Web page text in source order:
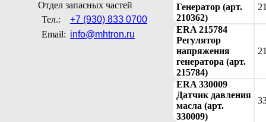
Отдел запасных частей
Тел.:
+7 (930) 833 0700
Email: info@mhtron.ru
Генератор (арт.
210362)
ERA 215784
Регулятор
напряжения
генератора (арт.
215784)
ERA 330009
Датчик давления
масла (арт.
330009)